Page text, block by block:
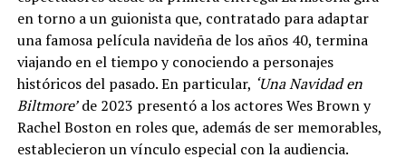
en torno a un guionista que, contratado para adaptar
una famosa película navideña de los años 40, termina
viajando en el tiempo y conociendo a personajes
históricos del pasado. En particular, ‘Una Navidad en
Biltmore’de 2023 presentó a los actores Wes Brown y
Rachel Boston en roles que, además de ser memorables,
establecieron un vínculo especial con la audiencia.